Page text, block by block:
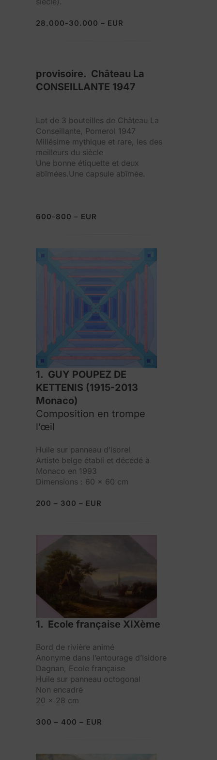
28.000-30.000 – EUR
provisoire. Château La
CONSEILLANTE 1947
Lot de 3 bouteilles de Château La
Conseillante, Pomerol 1947
Millésime mythique et rare, les des
meilleurs du siècle
Une bonne étiquette et deux
abîmées.Une capsule abîmée.
600-800 – EUR
1. GUY POUPEZ DE
KETTENIS (1915-2013
Monaco)
Composition en trompe
l’œil
Huile sur panneau d’isorel
Artiste belge établi et décédé à
Monaco en 1993
Dimensions : 60 x 60 cm
200 – 300 – EUR
1. Ecole française XIXème
Bord de rivière animé
Anonyme dans l’entourage d’Isidore
Dagnan, Ecole française
Huile sur panneau octogonal
Non encadré
20 x 28 cm
300 – 400 – EUR